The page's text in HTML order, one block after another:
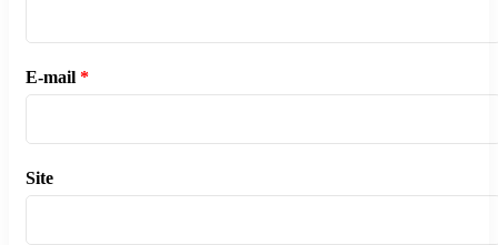
E-mail *
Site